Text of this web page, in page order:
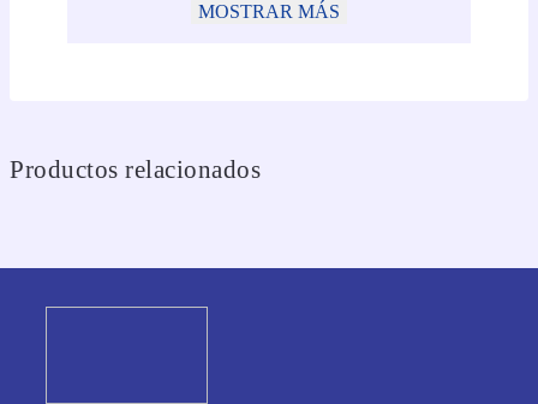
MOSTRAR MÁS
Productos relacionados